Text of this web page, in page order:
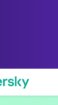
ligou